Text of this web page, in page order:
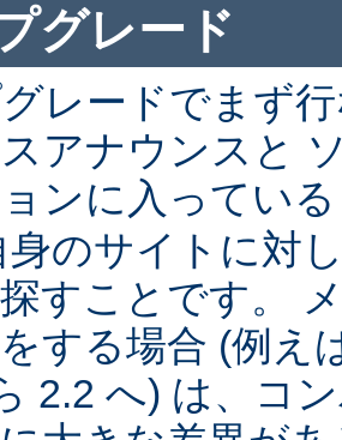
グレード
レードでまず
アナウンスと
ンに入ってい
身のサイトに対
すことです。
する場合 (例え
2.2 へ) は、コ